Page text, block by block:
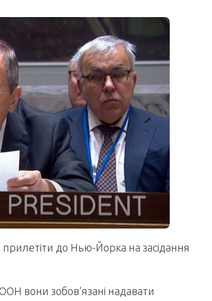
прилетіти до Нью-Йорка на засідання
вони зобов’язані надавати